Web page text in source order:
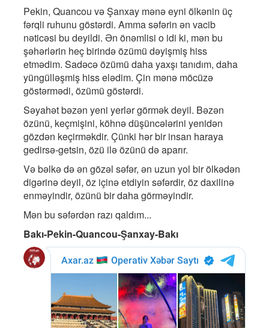
Pekin, Quancou və Şanxay mənə eyni ölkənin üç
fərqli ruhunu göstərdi. Amma səfərin ən vacib
nəticəsi bu deyildi. Ən önəmlisi o idi ki, mən bu
şəhərlərin heç birində özümü dəyişmiş hiss
etmədim. Sadəcə özümü daha yaxşı tanıdım, daha
yüngülləşmiş hiss elədim. Çin mənə möcüzə
göstərmədi, özümü göstərdi.
Səyahət bəzən yeni yerlər görmək deyil. Bəzən
özünü, keçmişini, köhnə düşüncələrini yenidən
gözdən keçirməkdir. Çünki hər bir insan haraya
gedirsə-getsin, özü ilə özünü də aparır.
Və bəlkə də ən gözəl səfər, ən uzun yol bir ölkədən
digərinə deyil, öz içinə etdiyin səfərdir, öz daxilinə
enməyindir, özünü bir daha görməyindir.
Mən bu səfərdən razı qaldım...
Bakı-Pekin-Quancou-Şanxay-Bakı